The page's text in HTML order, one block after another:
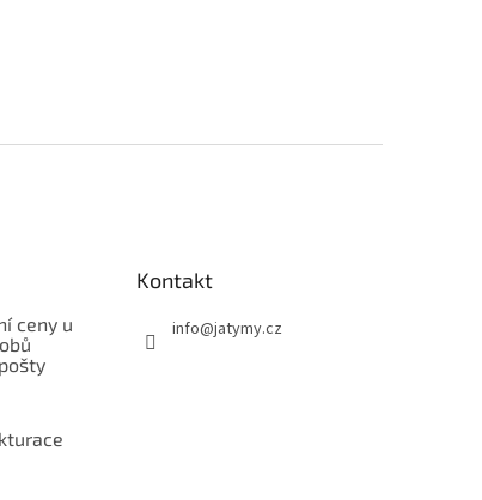
ceny u
Kontakt
info@jatymy.cz